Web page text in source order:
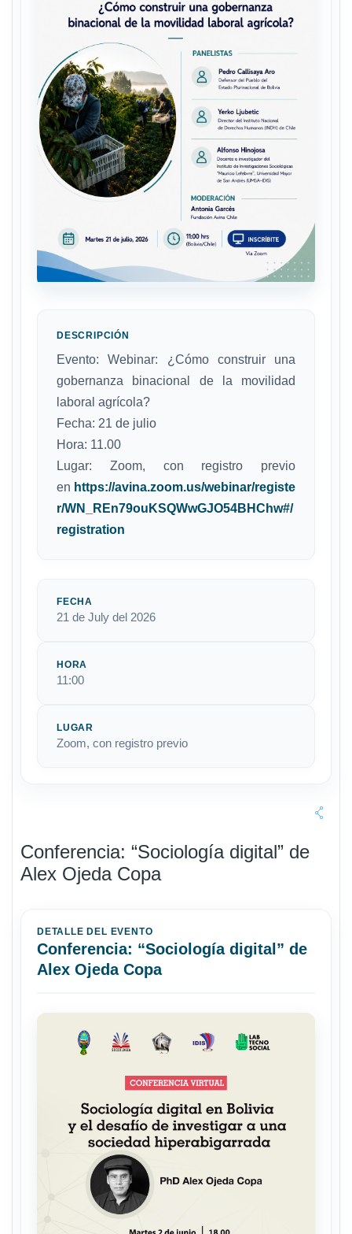
DESCRIPCIÓN
Evento: Webinar: ¿Cómo construir una
gobernanza binacional de la movilidad
laboral agrícola?
Fecha: 21 de julio
Hora: 11.00
Lugar: Zoom, con registro previo
en https://avina.zoom.us/webinar/registe
r/WN_REn79ouKSQWwGJO54BHChw#/
registration
FECHA
21 de July del 2026
HORA
11:00
LUGAR
Zoom, con registro previo
Conferencia: “Sociología digital” de
Alex Ojeda Copa
DETALLE DEL EVENTO
Conferencia: “Sociología digital” de
Alex Ojeda Copa